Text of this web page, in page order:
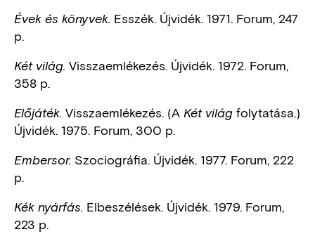
Évek és könyvek. Esszék. Újvidék. 1971. Forum, 247
p.
Két világ. Visszaemlékezés. Újvidék. 1972. Forum,
358 p.
Előjáték. Visszaemlékezés. (A Két világ folytatása.)
Újvidék. 1975. Forum, 300 p.
Embersor. Szociográfia. Újvidék. 1977. Forum, 222
p.
Kék nyárfás. Elbeszélések. Újvidék. 1979. Forum,
223 p.